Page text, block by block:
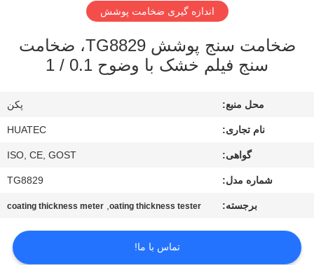
کنترل
تماس
درخواست
اندازه گیری ضخامت پوشش
ضخامت سنج پوشش TG8829، ضخامت
سنج فیلم خشک با وضوح 0.1 / 1
محل منبع: پکن
نام تجاری: HUATEC
گواهی: ISO, CE, GOST
شماره مدل: TG8829
برجسته: oating thickness tester
,
coating thickness meter
تماس با ما!